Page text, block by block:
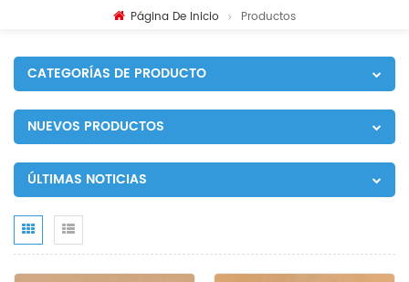
Página De Inicio Productos
CATEGORÍAS DE PRODUCTO
NUEVOS PRODUCTOS
ÚLTIMAS NOTICIAS